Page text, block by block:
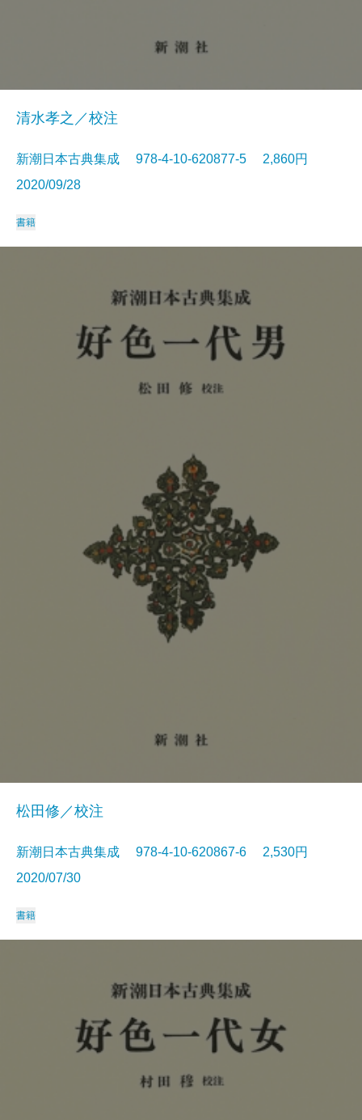
清水孝之／校注
新潮日本古典集成 978-4-10-620877-5 2,860円
2020/09/28
書籍
松田修／校注
新潮日本古典集成 978-4-10-620867-6 2,530円
2020/07/30
書籍